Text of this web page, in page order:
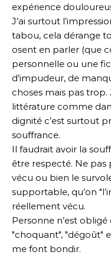
expérience
J’ai surtout
tabou, cela dérange
osent en parler (que
personnelle ou une
d’impudeur, de
choses mais pas trop.
littérature comme
dignité c’est surtout
souffrance.
Il faudrait avoir la
être respecté. Ne pas
vécu ou bien le
supportable, qu’on
réellement vécu.
Personne n’est
"choquant", "dégoût"
me font bondir.